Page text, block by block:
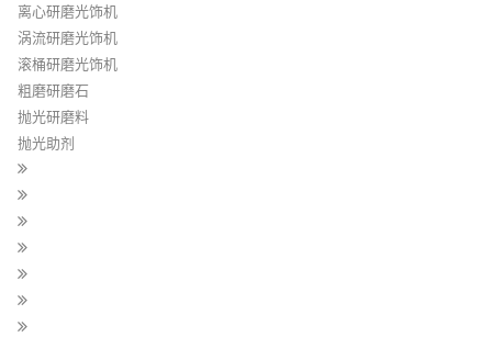
离心研磨光饰机
涡流研磨光饰机
滚桶研磨光饰机
粗磨研磨石
抛光研磨料
抛光助剂